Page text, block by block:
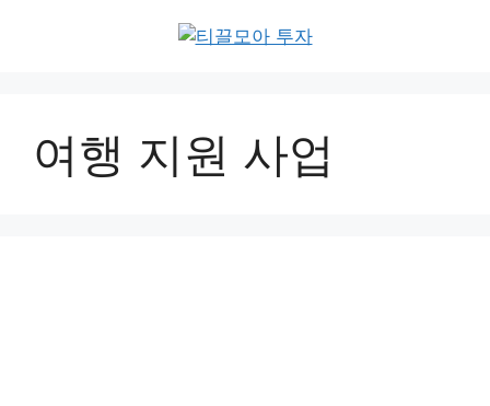
여행 지원 사업